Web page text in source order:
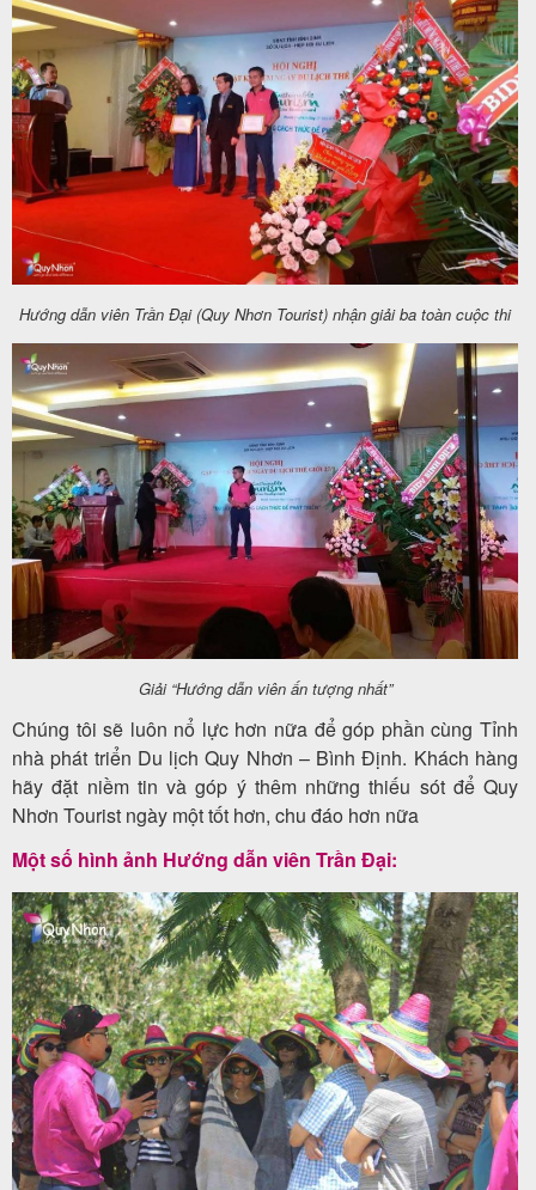
khởi
hành
Tin
du
lịch
Về
Quy
Nhơn
Tourist
Cảm
nhận
khách
hàng
Tuyển
dụng
Liên
hệ
Hướng dẫn viên Trần Đại (Quy Nhơn Tourist) nhận giải ba toàn cuộc thi
Giải “Hướng dẫn viên ấn tượng nhất”
Chúng tôi sẽ luôn nổ lực hơn nữa để góp phần cùng Tỉnh
nhà phát triển Du lịch Quy Nhơn – Bình Định. Khách hàng
hãy đặt niềm tin và góp ý thêm những thiếu sót để Quy
Nhơn Tourist ngày một tốt hơn, chu đáo hơn nữa
Một số hình ảnh Hướng dẫn viên Trần Đại: